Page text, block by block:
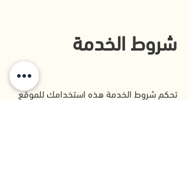
شروط الخدمة
تحكم شروط الخدمة هذه استخدامك للموقع